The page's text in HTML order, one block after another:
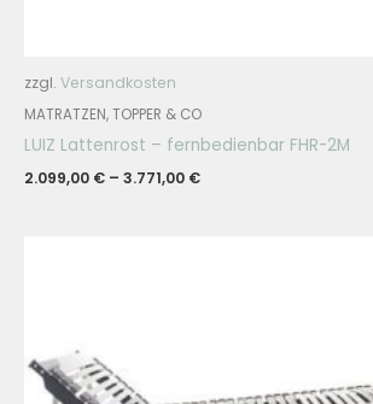
zzgl. Versandkosten
MATRATZEN, TOPPER & CO
LUIZ Lattenrost – fernbedienbar FHR-2M
2.099,00 € – 3.771,00 €